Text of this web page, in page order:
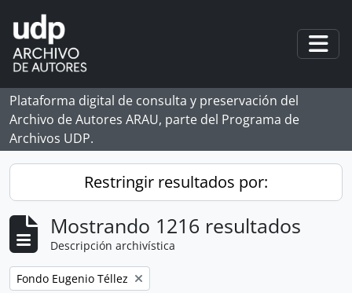
Skip to main content
Plataforma digital de consulta y preservación del
Archivo de Autores ARAU, parte del Programa de
Archivos UDP.
Restringir resultados por:
Mostrando 1216 resultados
Descripción archivística
Remove filter:
Fondo Eugenio Téllez